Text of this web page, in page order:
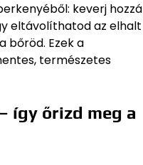
keverj hozzá
eltávolíthatod az elhalt
bőröd. Ezek a
természetes
így őrizd meg a